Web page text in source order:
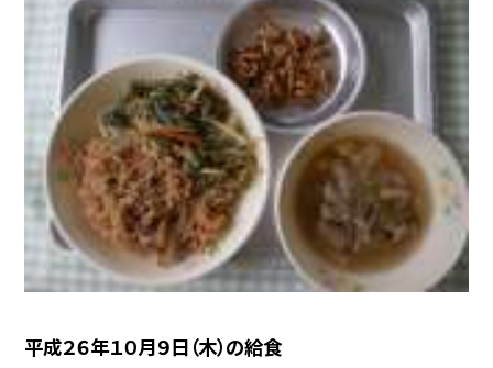
平成２６年１０月９日（木）の給食